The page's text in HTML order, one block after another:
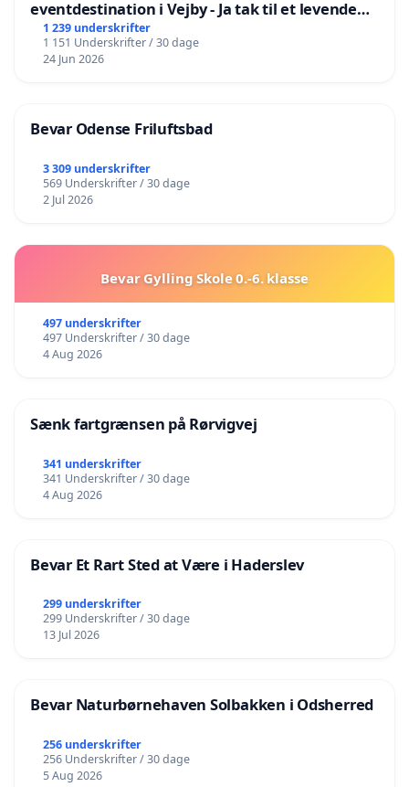
eventdestination i Vejby - Ja tak til et levende
lokalområde i balance
1 239 underskrifter
1 151 Underskrifter / 30 dage
24 Jun 2026
Bevar Odense Friluftsbad
3 309 underskrifter
569 Underskrifter / 30 dage
2 Jul 2026
Bevar Gylling Skole 0.-6. klasse
497 underskrifter
497 Underskrifter / 30 dage
4 Aug 2026
Sænk fartgrænsen på Rørvigvej
341 underskrifter
341 Underskrifter / 30 dage
4 Aug 2026
Bevar Et Rart Sted at Være i Haderslev
299 underskrifter
299 Underskrifter / 30 dage
13 Jul 2026
Bevar Naturbørnehaven Solbakken i Odsherred
256 underskrifter
256 Underskrifter / 30 dage
5 Aug 2026